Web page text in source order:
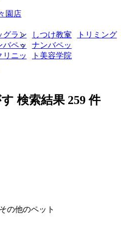
園店
グラン しつけ教室
トリミング
バペッ
リニッ
ナンバペッ
ト美容学院
検索結果 259件
その他のペット